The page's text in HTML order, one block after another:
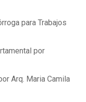
para Trabajos
por
Arq. Maria Camila